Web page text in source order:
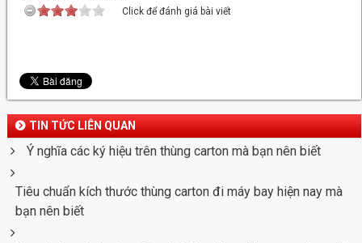
Click để đánh giá bài viết
TIN TỨC LIÊN QUAN
Ý nghĩa các ký hiệu trên thùng carton mà bạn nên biết
Tiêu chuẩn kích thước thùng carton đi máy bay hiện nay mà
bạn nên biết